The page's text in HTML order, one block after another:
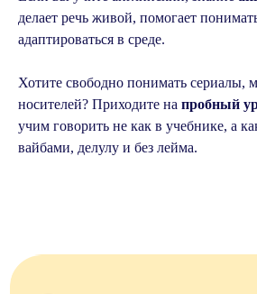
делает речь живой, помогает
адаптироваться в среде.
Хотите свободно понимать сериалы,
носителей? Приходите на пробный
учим говорить не как в учебнике, а
вайбами, делулу и без лейма.